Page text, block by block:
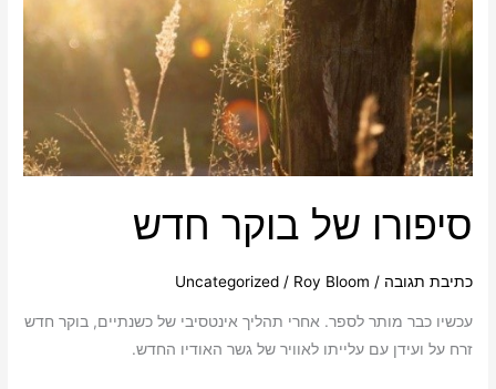
סיפורו של בוקר חדש
כתיבת תגובה /
Uncategorized/ Roy Bloom
עכשיו כבר מותר לספר. אחרי תהליך אינטסיבי של כשנתיים, בוקר חדש
זרח על ועידן עם עלייתו לאוויר של גשר האודיו החדש.